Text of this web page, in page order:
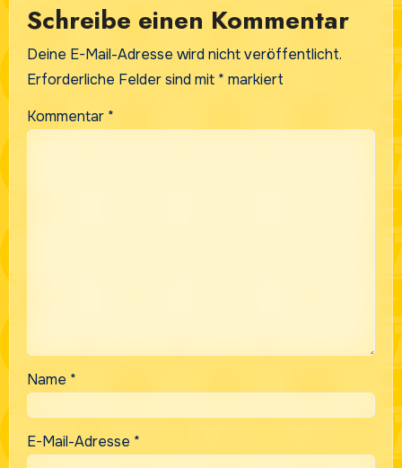
Schreibe einen Kommentar
Deine E-Mail-Adresse wird nicht veröffentlicht.
Erforderliche Felder sind mit * markiert
Kommentar *
Name *
E-Mail-Adresse *